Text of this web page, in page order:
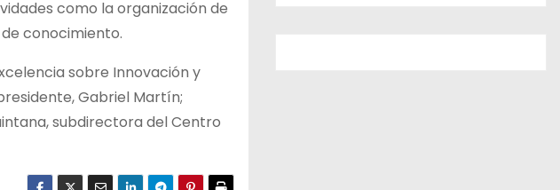
como la organización de
conocimiento.
sobre Innovación y
Gabriel Martín;
subdirectora del Centro